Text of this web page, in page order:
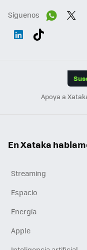
Síguenos
Apoya a
En Xataka
Streaming
Espacio
Energía
Apple